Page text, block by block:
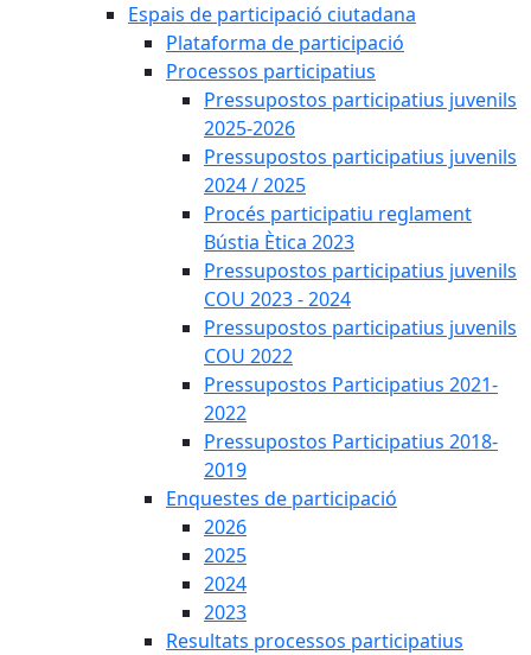
Espais de participació ciutadana
Plataforma de participació
Processos participatius
Pressupostos participatius juvenils
2025-2026
Pressupostos participatius juvenils
2024 / 2025
Procés participatiu reglament
Bústia Ètica 2023
Pressupostos participatius juvenils
COU 2023 - 2024
Pressupostos participatius juvenils
COU 2022
Pressupostos Participatius 2021-
2022
Pressupostos Participatius 2018-
2019
Enquestes de participació
2026
2025
2024
2023
Resultats processos participatius